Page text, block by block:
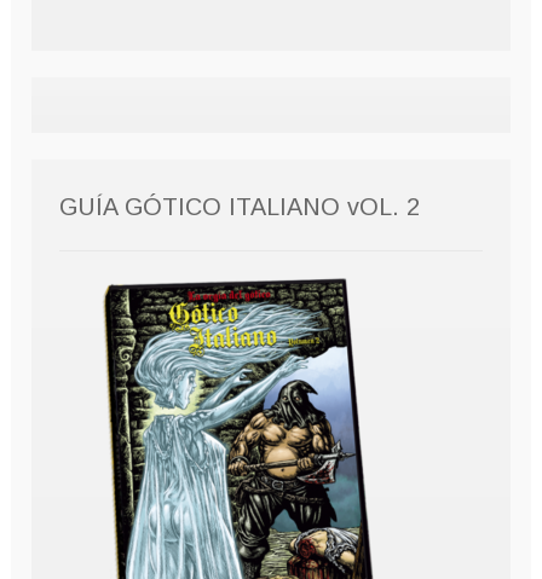
GUÍA GÓTICO ITALIANO vOL. 2